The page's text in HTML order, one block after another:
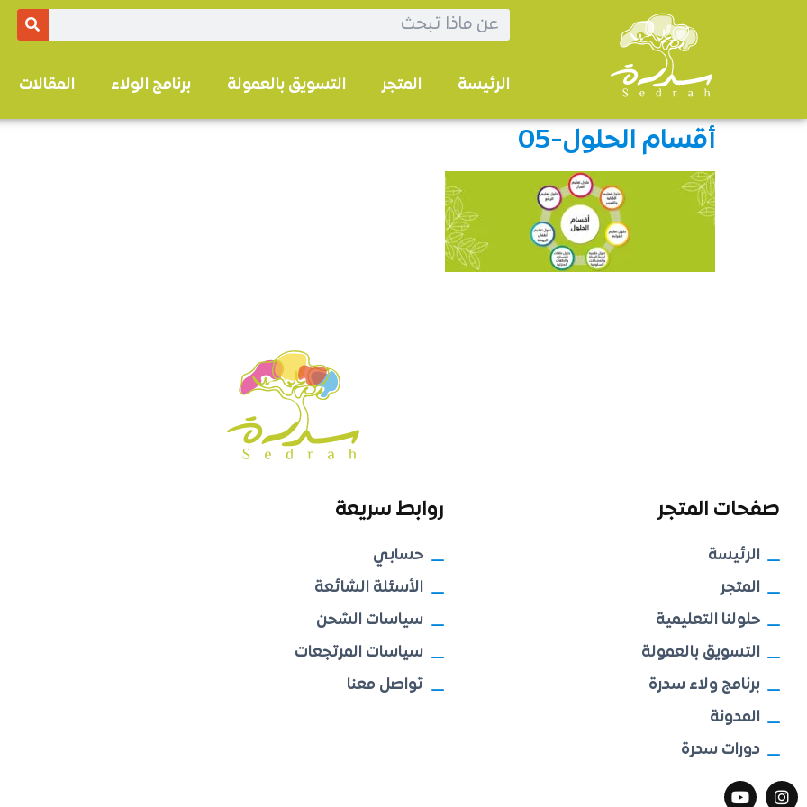
الرئيسة المتجر التسويق بالعمولة برنامج الولاء المقالات
أقسام الحلول-05
صفحات المتجر
الرئيسة
المتجر
حلولنا التعليمية
التسويق بالعمولة
برنامج ولاء سدرة
المدونة
دورات سدرة
روابط سريعة
حسابي
الأسئلة الشائعة
سياسات الشحن
سياسات المرتجعات
تواصل معنا